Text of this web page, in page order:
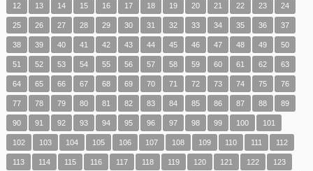
12 13 14 15 16 17 18 19 20 21 22 23 24
25 26 27 28 29 30 31 32 33 34 35 36 37
38 39 40 41 42 43 44 45 46 47 48 49 50
51 52 53 54 55 56 57 58 59 60 61 62 63
64 65 66 67 68 69 70 71 72 73 74 75 76
77 78 79 80 81 82 83 84 85 86 87 88 89
90 91 92 93 94 95 96 97 98 99 100 101
102 103 104 105 106 107 108 109 110 111 112
113 114 115 116 117 118 119 120 121 122 123